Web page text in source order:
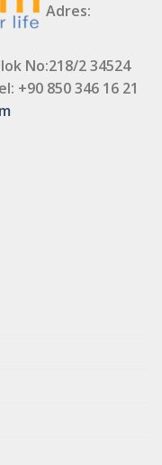
Adres:
No:218/2 34524
+90 850 346 16 21